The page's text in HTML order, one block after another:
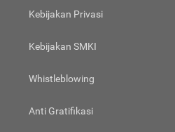
Kebijakan Privasi
Kebijakan SMKI
Whistleblowing
Anti Gratifikasi